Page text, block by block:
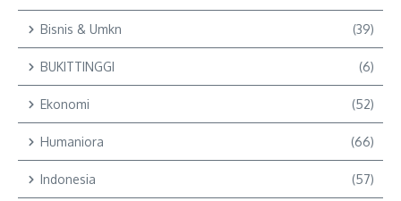
Bisnis & Umkn (39)
BUKITTINGGI (6)
Ekonomi (52)
Humaniora (66)
Indonesia (57)